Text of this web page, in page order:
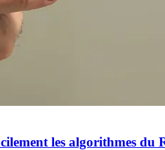
les algorithmes du